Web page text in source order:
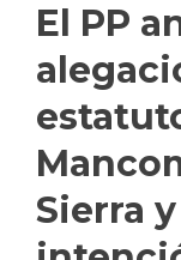
El PP
Sierra